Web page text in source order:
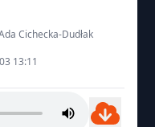
Cichecka-Dudłak
13:11